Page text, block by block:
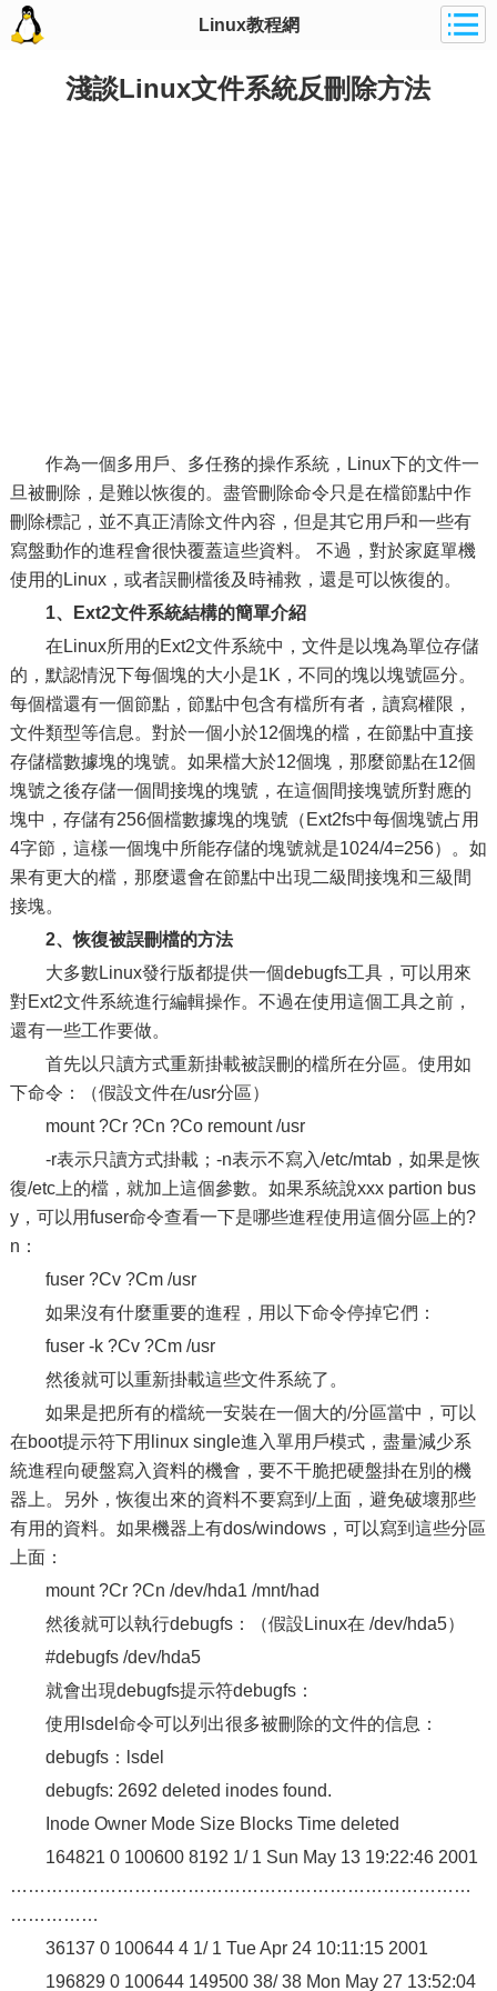
Linux教程網
淺談Linux文件系統反刪除方法
作為一個多用戶、多任務的操作系統，Linux下的文件一
旦被刪除，是難以恢復的。盡管刪除命令只是在檔節點中作
刪除標記，並不真正清除文件內容，但是其它用戶和一些有
寫盤動作的進程會很快覆蓋這些資料。 不過，對於家庭單機
使用的Linux，或者誤刪檔後及時補救，還是可以恢復的。
1、Ext2文件系統結構的簡單介紹
在Linux所用的Ext2文件系統中，文件是以塊為單位存儲
的，默認情況下每個塊的大小是1K，不同的塊以塊號區分。
每個檔還有一個節點，節點中包含有檔所有者，讀寫權限，
文件類型等信息。對於一個小於12個塊的檔，在節點中直接
存儲檔數據塊的塊號。如果檔大於12個塊，那麼節點在12個
塊號之後存儲一個間接塊的塊號，在這個間接塊號所對應的
塊中，存儲有256個檔數據塊的塊號（Ext2fs中每個塊號占用
4字節，這樣一個塊中所能存儲的塊號就是1024/4=256）。如
果有更大的檔，那麼還會在節點中出現二級間接塊和三級間
接塊。
2、恢復被誤刪檔的方法
大多數Linux發行版都提供一個debugfs工具，可以用來
對Ext2文件系統進行編輯操作。不過在使用這個工具之前，
還有一些工作要做。
首先以只讀方式重新掛載被誤刪的檔所在分區。使用如
下命令：（假設文件在/usr分區）
mount ?Cr ?Cn ?Co remount /usr
-r表示只讀方式掛載；-n表示不寫入/etc/mtab，如果是恢
復/etc上的檔，就加上這個參數。如果系統說xxx partion bus
y，可以用fuser命令查看一下是哪些進程使用這個分區上的?
n：
fuser ?Cv ?Cm /usr
如果沒有什麼重要的進程，用以下命令停掉它們：
fuser -k ?Cv ?Cm /usr
然後就可以重新掛載這些文件系統了。
如果是把所有的檔統一安裝在一個大的/分區當中，可以
在boot提示符下用linux single進入單用戶模式，盡量減少系
統進程向硬盤寫入資料的機會，要不干脆把硬盤掛在別的機
器上。另外，恢復出來的資料不要寫到/上面，避免破壞那些
有用的資料。如果機器上有dos/windows，可以寫到這些分區
上面：
mount ?Cr ?Cn /dev/hda1 /mnt/had
然後就可以執行debugfs：（假設Linux在 /dev/hda5）
#debugfs /dev/hda5
就會出現debugfs提示符debugfs：
使用lsdel命令可以列出很多被刪除的文件的信息：
debugfs：lsdel
debugfs: 2692 deleted inodes found.
Inode Owner Mode Size Blocks Time deleted
164821 0 100600 8192 1/ 1 Sun May 13 19:22:46 2001
……………………………………………………………………
……………
36137 0 100644 4 1/ 1 Tue Apr 24 10:11:15 2001
196829 0 100644 149500 38/ 38 Mon May 27 13:52:04